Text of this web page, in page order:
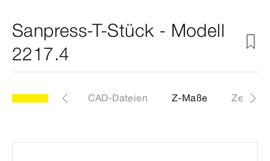
Sanpress-T-Stück - Modell
2217.4
Etiketten CAD-Dateien Z-Maße